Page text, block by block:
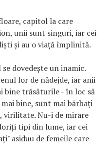
capitol la care
unii sunt singuri, iar cei
și au o viață împlinită.
dovedește un inamic.
lor de nădejde, iar anii
bine trăsăturile - în loc să
bine, sunt mai bărbați
virilitate. Nu-i de mirare
tipi din lume, iar cei
asiduu de femeile care